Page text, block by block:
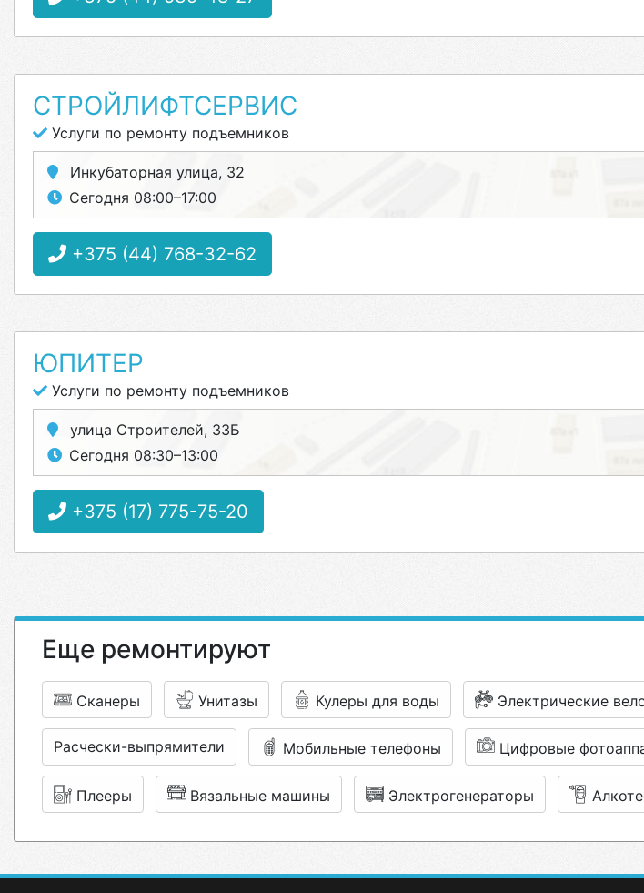
СТРОЙЛИФТСЕРВИС
Услуги по ремонту подъемников
Инкубаторная улица, 32
Сегодня 08:00–17:00
+375 (44) 768-32-62
ЮПИТЕР
Услуги по ремонту подъемников
улица Строителей, 33Б
Сегодня 08:30–13:00
+375 (17) 775-75-20
Еще ремонтируют
Сканеры Унитазы Кулеры для воды Электрические
Расчески-выпрямители Мобильные телефоны Цифровые
Плееры Вязальные машины Электрогенераторы